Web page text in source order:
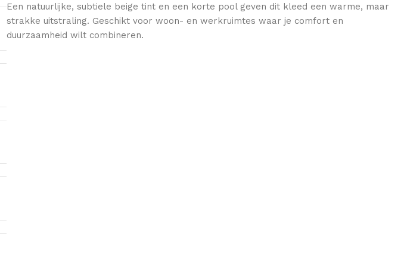
Een natuurlijke, subtiele beige tint en een korte pool geven dit kleed een warme, maar
strakke uitstraling. Geschikt voor woon- en werkruimtes waar je comfort en
duurzaamheid wilt combineren.